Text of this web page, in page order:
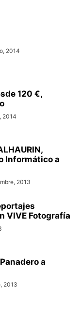
2014
120 €,
2014
Informático a
2013
VIVE Fotografía
a
2013